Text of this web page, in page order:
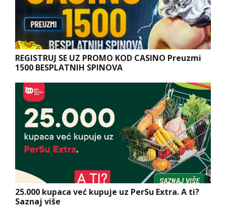
REGISTRUJ SE UZ PROMO KOD CASINO Preuzmi
1500 BESPLATNIH SPINOVA
25.000 kupaca već kupuje uz PerSu Extra. A ti?
Saznaj više